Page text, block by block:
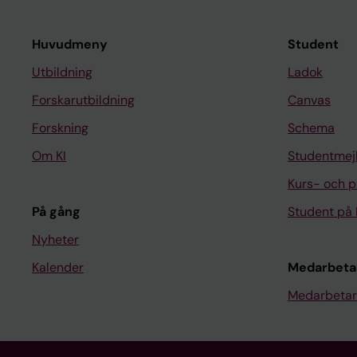
Huvudmeny
Utbildning
Forskarutbildning
Forskning
Om KI
På gång
Nyheter
Kalender
Student
Ladok
Canvas
Schema
Kurs- och
Student på